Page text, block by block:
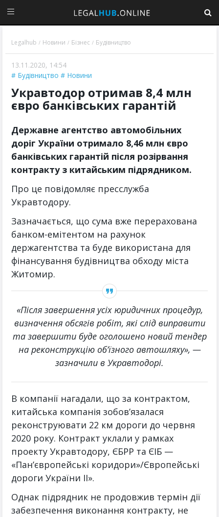
Legalhub / Новини / Бізнес / Будівництво
13.11.2020, 14:54
Будівництво
Новини
Укравтодор отримав 8,4 млн
євро банківських гарантій
Державне агентство автомобільних
доріг України отримало 8,46 млн євро
банківських гарантій після розірвання
контракту з китайським підрядником.
Про це повідомляє пресслужба
Укравтодору.
Зазначається, що сума вже перерахована
банком-емітентом на рахунок
держагентства та буде використана для
фінансування будівництва обходу міста
Житомир.
«Після завершення усіх юридичних процедур,
визначення обсягів робіт, які слід виправити
та завершити буде оголошено новий тендер
на реконструкцію об’їзного автошляху», —
зазначили в Укравтодорі.
В компанії нагадали, що за контрактом,
китайська компанія зобов’язалася
реконструювати 22 км дороги до червня
2020 року. Контракт уклали у рамках
проекту Укравтодору, ЄБРР та ЄІБ —
«Пан’європейські коридори»/Європейські
дороги України II».
Однак підрядник не продовжив термін дії
забезпечення виконання контракту, не